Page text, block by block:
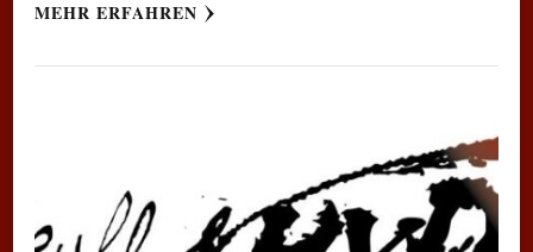
MEHR ERFAHREN